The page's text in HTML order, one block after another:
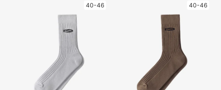
40-46
40-46